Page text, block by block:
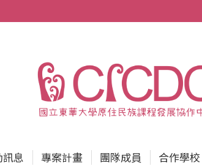
息 專案計畫 團隊成員 合作學校
最新消息 活動訊息 專案計畫